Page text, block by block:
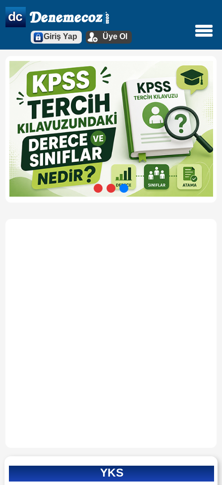
Giriş Yap Üye Ol
YKS